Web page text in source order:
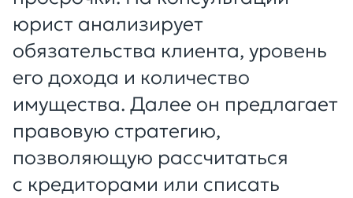
юрист анализирует
обязательства клиента, уровень
его дохода и количество
имущества. Далее он предлагает
правовую стратегию,
позволяющую рассчитаться
с кредиторами или списать